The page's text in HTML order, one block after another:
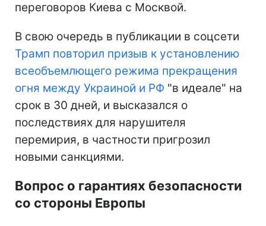
переговоров Киева с Москвой.
В свою очередь в публикации в соцсети
Трамп повторил призыв к установлению
всеобъемлющего режима прекращения
огня между Украиной и РФ "в идеале" на
срок в 30 дней, и высказался о
последствиях для нарушителя
перемирия, в частности пригрозил
новыми санкциями.
Вопрос о гарантиях безопасности
со стороны Европы